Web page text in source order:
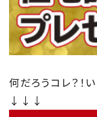
何だろうコレ？！
↓↓↓